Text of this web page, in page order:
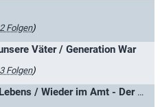
2 Folgen)
Väter / Generation War
3 Folgen)
Der Job seines Lebens / Wieder im Amt - Der Job seines Lebens 2